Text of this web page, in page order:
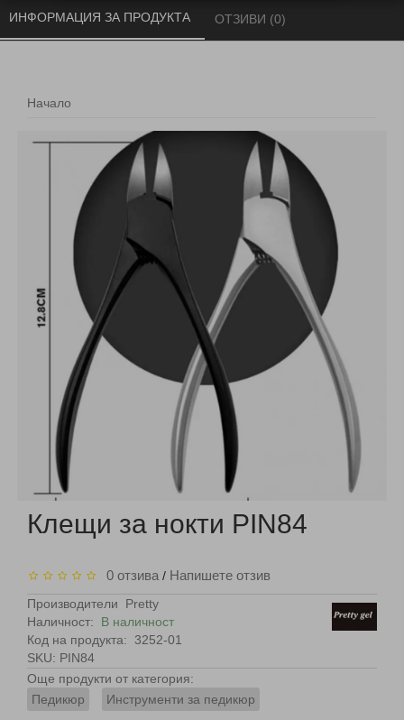
Начало
ИНФОРМАЦИЯ ЗА ПРОДУКТА ОТЗИВИ (0)
Клещи за нокти PIN84
0 отзива / Напишете отзив
Производители
Pretty
Наличност: В наличност
Код на продукта:
3252-01
SKU: PIN84
Още продукти от категория:
Педикюр
Инструменти за педикюр